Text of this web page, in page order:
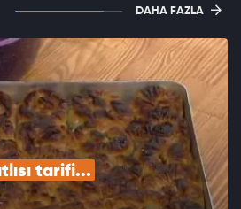
DAHA FAZLA
tarifi...